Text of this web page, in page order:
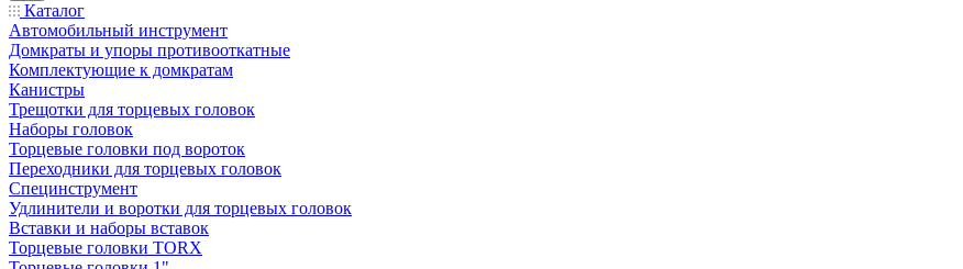
Каталог
Автомобильный инструмент
Домкраты и упоры противооткатные
Комплектующие к домкратам
Канистры
Трещотки для торцевых головок
Наборы головок
Торцевые головки под вороток
Переходники для торцевых головок
Специнструмент
Удлинители и воротки для торцевых головок
Вставки и наборы вставок
Торцевые головки TORX